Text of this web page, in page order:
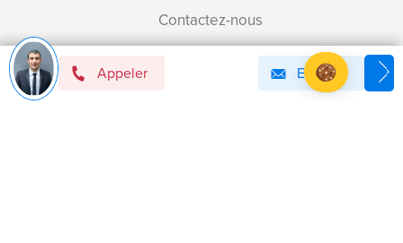
Appeler Email
Contactez-nous
Devenir mandataire immobilier BSK !